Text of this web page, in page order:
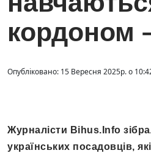
кордоном
Опубліковано: 15 Вересня 2025р. о
Журналісти Bihus.Info
українських посадовців,